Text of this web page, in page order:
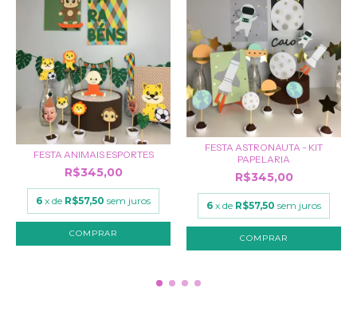
FESTA ANIMAIS ESPORTES
R$345,00
6 x de R$57,50 sem juros
COMPRAR
FESTA ASTRONAUTA - KIT
PAPELARIA
R$345,00
6 x de R$57,50 sem juros